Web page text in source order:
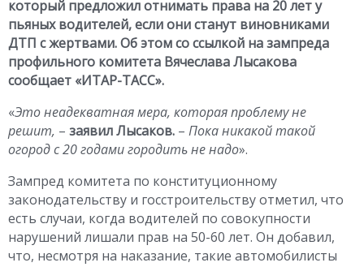
который предложил отнимать права на 20 лет у
пьяных водителей, если они станут виновниками
ДТП с жертвами. Об этом со ссылкой на зампреда
профильного комитета Вячеслава Лысакова
сообщает «ИТАР-ТАСС».
«Это неадекватная мера, которая проблему не
решит, – заявил Лысаков. – Пока никакой такой
огород с 20 годами городить не надо».
Зампред комитета по конституционному
законодательству и госстроительству отметил, что
есть случаи, когда водителей по совокупности
нарушений лишали прав на 50-60 лет. Он добавил,
что, несмотря на наказание, такие автомобилисты